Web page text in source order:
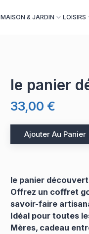
MAISON & JARDIN LOISIRS
le panier
33,00 €
Ajouter Au Panier
le panier
Offrez un coffret
savoir-faire
Idéal pour toutes
Mères, cadeau